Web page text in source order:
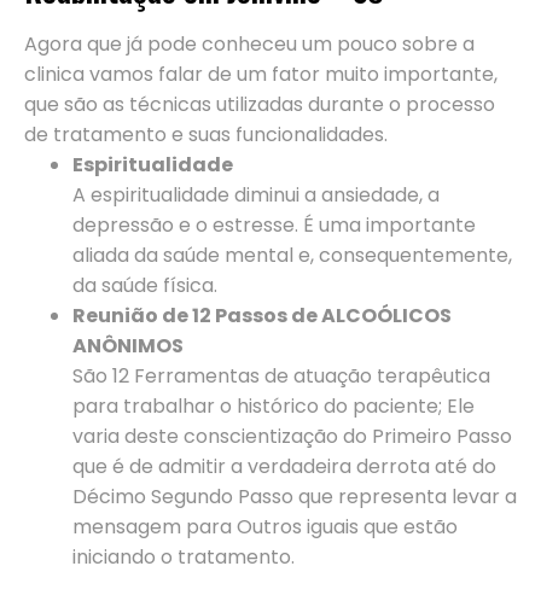
Agora que já pode conheceu um pouco sobre a
clinica vamos falar de um fator muito importante,
que são as técnicas utilizadas durante o processo
de tratamento e suas funcionalidades.
Espiritualidade
A espiritualidade diminui a ansiedade, a
depressão e o estresse. É uma importante
aliada da saúde mental e, consequentemente,
da saúde física.
Reunião de 12 Passos de ALCOÓLICOS
ANÔNIMOS
São 12 Ferramentas de atuação terapêutica
para trabalhar o histórico do paciente; Ele
varia deste conscientização do Primeiro Passo
que é de admitir a verdadeira derrota até do
Décimo Segundo Passo que representa levar a
mensagem para Outros iguais que estão
iniciando o tratamento.